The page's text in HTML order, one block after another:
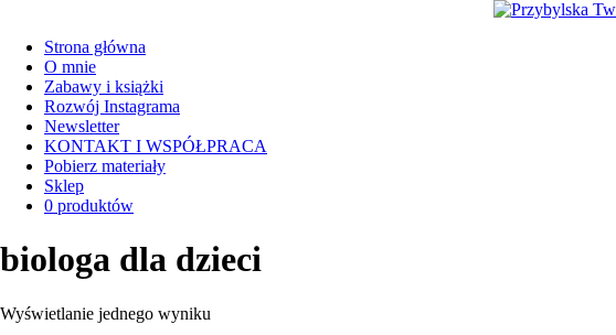
Strona główna
O mnie
Zabawy i książki
Rozwój Instagrama
Newsletter
KONTAKT I WSPÓŁPRACA
Pobierz materiały
Sklep
0 produktów
biologa dla dzieci
Wyświetlanie jednego wyniku